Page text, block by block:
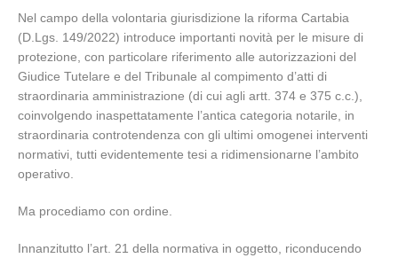
Nel campo della volontaria giurisdizione la riforma Cartabia
(D.Lgs. 149/2022) introduce importanti novità per le misure di
protezione, con particolare riferimento alle autorizzazioni del
Giudice Tutelare e del Tribunale al compimento d’atti di
straordinaria amministrazione (di cui agli artt. 374 e 375 c.c.),
coinvolgendo inaspettatamente l’antica categoria notarile, in
straordinaria controtendenza con gli ultimi omogenei interventi
normativi, tutti evidentemente tesi a ridimensionarne l’ambito
operativo.
Ma procediamo con ordine.
Innanzitutto l’art. 21 della normativa in oggetto, riconducendo